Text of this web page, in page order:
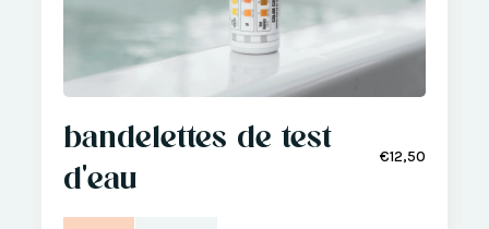
bandelettes de test
d'eau
€12,50